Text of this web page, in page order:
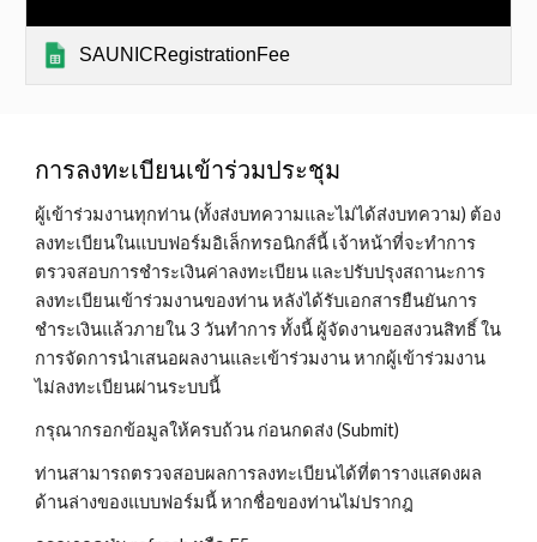
SAUNICRegistrationFee
การลงทะเบียนเข้าร่วมประชุม
ผู้เข้าร่วมงานทุกท่าน (ทั้งส่งบทความและไม่ได้ส่งบทความ) ต้อง
ลงทะเบียนในแบบฟอร์มอิเล็กทรอนิกส์นี้ เจ้าหน้าที่จะทำการ
ตรวจสอบการชำระเงินค่าลงทะเบียน และปรับปรุงสถานะการ
ลงทะเบียนเข้าร่วมงานของท่าน หลังได้รับเอกสารยืนยันการ
ชำระเงินแล้วภายใน 3 วันทำการ ทั้งนี้ ผู้จัดงานขอสงวนสิทธิ์ ใน
การจัดการนำเสนอผลงานและเข้าร่วมงาน หากผู้เข้าร่วมงาน
ไม่ลงทะเบียนผ่านระบบนี้
กรุณากรอกข้อมูลให้ครบถ้วน ก่อนกดส่ง (Submit)
ท่านสามารถตรวจสอบผลการลงทะเบียนได้ที่ตารางแสดงผล
ด้านล่างของแบบฟอร์มนี้ หากชื่อของท่านไม่ปรากฎ